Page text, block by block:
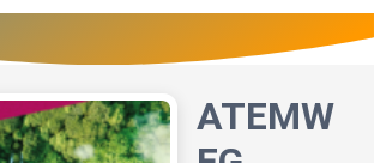
ATEMW